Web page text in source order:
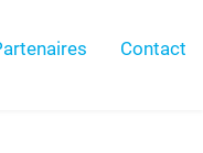
Contact